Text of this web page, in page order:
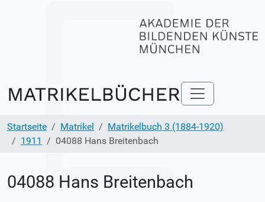
Startseite Matrikel
Matrikelbuch 3 (1884-1920)
1911
04088 Hans Breitenbach
04088 Hans Breitenbach